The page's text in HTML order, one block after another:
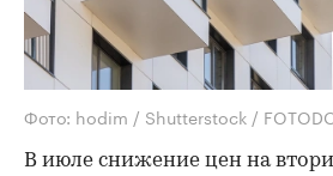
Фото: hodim / Shutterstock /
В июле снижение цен на